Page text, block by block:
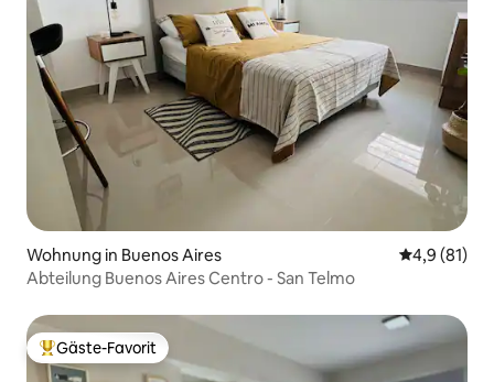
Wohnung in Buenos Aires
4,9 (81)
Abteilung Buenos Aires Centro - San Telmo
Beliebter Gäste-Favorit.
Gäste-Favorit